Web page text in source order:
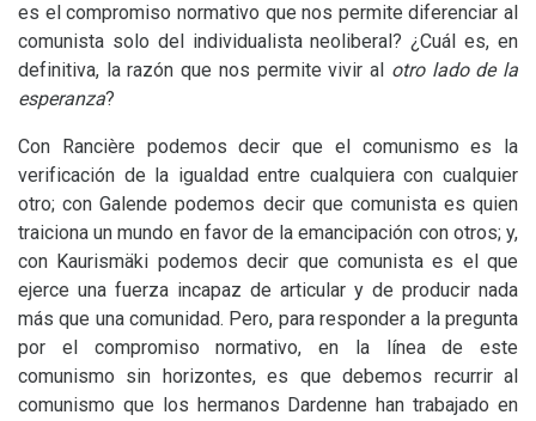
es el compromiso normativo que nos permite diferenciar al
comunista solo del individualista neoliberal? ¿Cuál es, en
definitiva, la razón que nos permite vivir al otro lado de la
esperanza?
Con Rancière podemos decir que el comunismo es la
verificación de la igualdad entre cualquiera con cualquier
otro; con Galende podemos decir que comunista es quien
traiciona un mundo en favor de la emancipación con otros; y,
con Kaurismäki podemos decir que comunista es el que
ejerce una fuerza incapaz de articular y de producir nada
más que una comunidad. Pero, para responder a la pregunta
por el compromiso normativo, en la línea de este
comunismo sin horizontes, es que debemos recurrir al
comunismo que los hermanos Dardenne han trabajado en